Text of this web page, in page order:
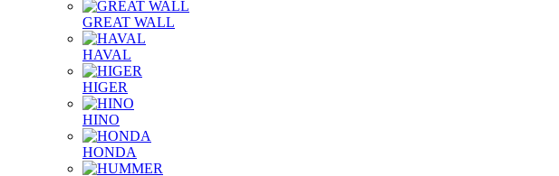
GREAT WALL
HAVAL
HIGER
HINO
HONDA